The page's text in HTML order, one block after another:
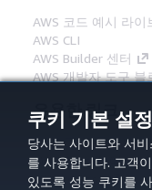
쿠키 기본 설
당사는 사이트와 서
를 사용합니다. 고객
있도록 성능 쿠키를
AWS 코드 예시 라이
AWS CLI
AWS Builder 센터
AWS 개발자 도구 블
유용한 링크
AWS 문서 MCP 서버
AWS Console에 로
AWS re:Post